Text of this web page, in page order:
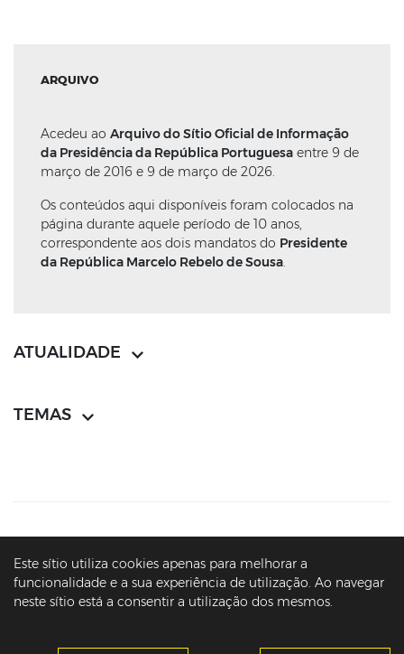
Este sítio utiliza cookies apenas para melhorar a
funcionalidade e a sua experiência de utilização. Ao navegar
neste sítio está a consentir a utilização dos mesmos.
ARQUIVO
Acedeu ao Arquivo do Sítio Oficial de Informação
da Presidência da República Portuguesa entre 9 de
março de 2016 e 9 de março de 2026.
Os conteúdos aqui disponíveis foram colocados na
página durante aquele período de 10 anos,
correspondente aos dois mandatos do Presidente
da República Marcelo Rebelo de Sousa.
ATUALIDADE
TEMAS
AVISOS LEGAIS
ACESSIBILIDADE
© PRESIDÊNCIA DA REPÚBLICA PORTUGUESA - ARQUIVO - MARCELO